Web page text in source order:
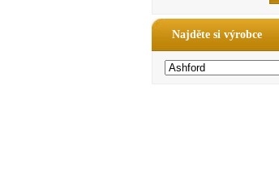
Najděte si výrobce